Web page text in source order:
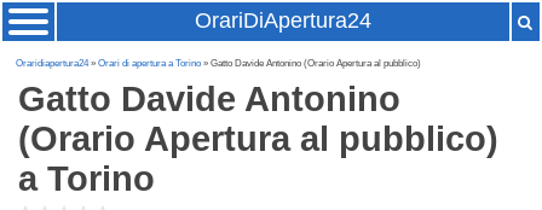
OrariDiApertura24
Oraridiapertura24»Orari di apertura a Torino » Gatto Davide Antonino (Orario Apertura al pubblico)
Gatto Davide Antonino
(Orario Apertura al pubblico)
a Torino